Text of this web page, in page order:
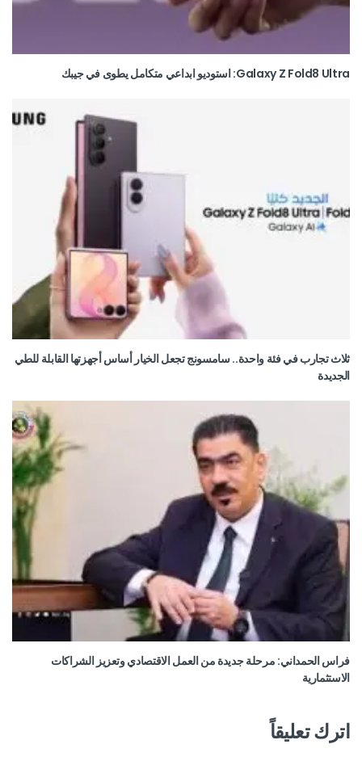
Galaxy Z Fold8 Ultra: استوديو ابداعي متكامل يطوى في جيبك
ثلاث تجارب في فئة واحدة.. سامسونج تجعل الخيار أساس أجهزتها القابلة للطي
الجديدة
فراس الحمداني: مرحلة جديدة من العمل الاقتصادي وتعزيز الشراكات
الاستثمارية
اترك تعليقاً